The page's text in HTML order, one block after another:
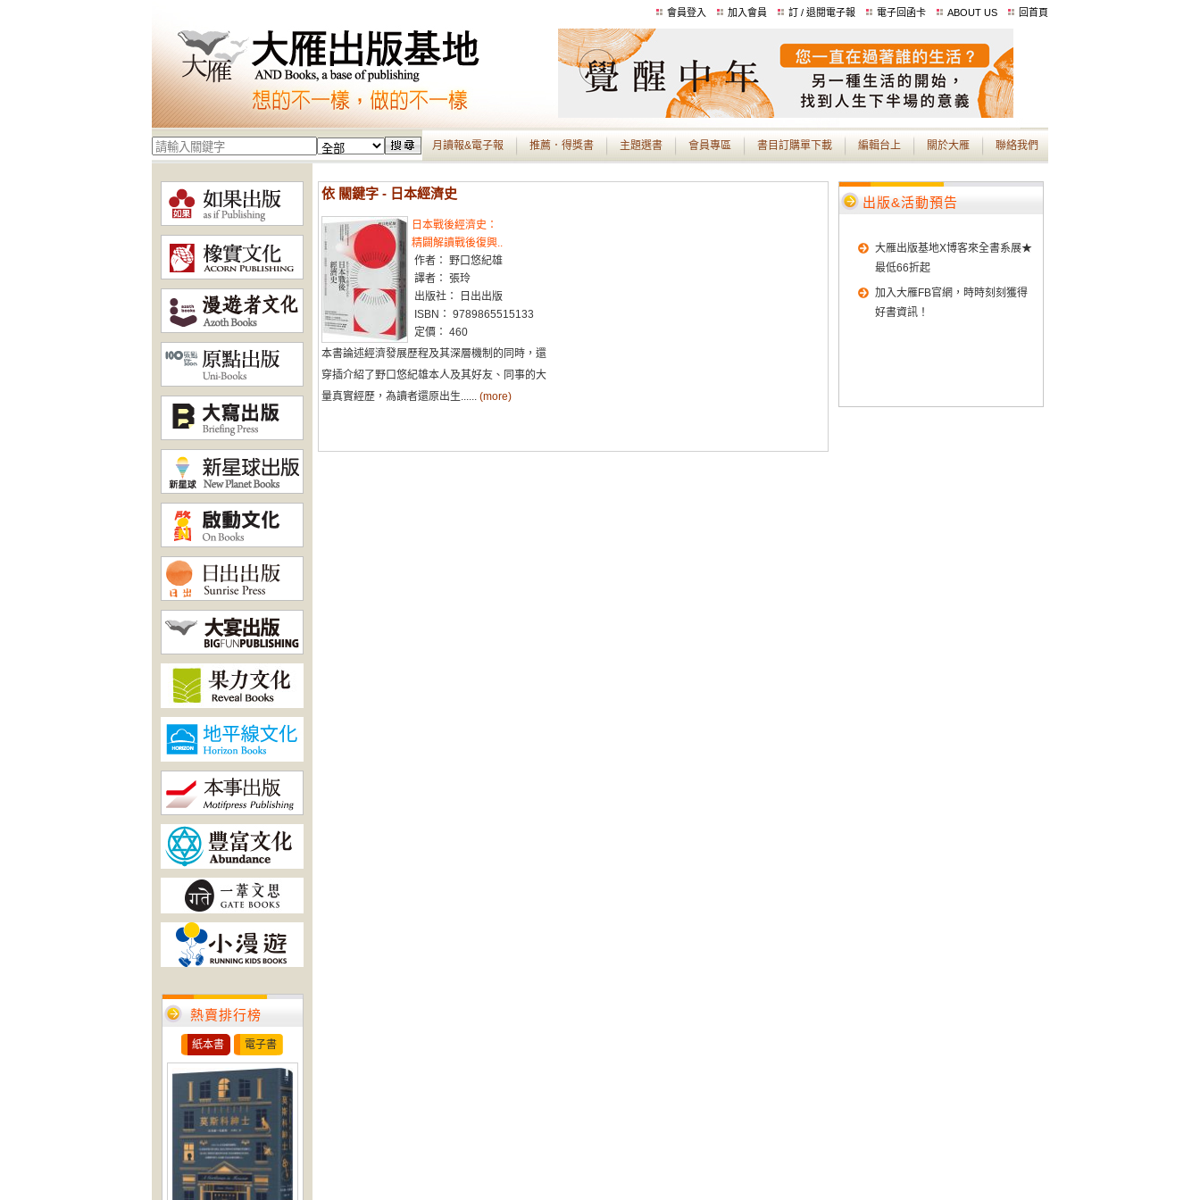
會員登入 加入會員 訂 / 退閱電子報 電子回函卡 ABOUT US 回首頁
月讀報&電子報 推薦．得獎書 主題選書 會員專區 書目訂購單下載 編輯台上 關於大雁 聯絡我們
熱賣排行榜
紙本書 電子書
依 關鍵字 - 日本經濟史
日本戰後經濟史：
精闢解讀戰後復興..
作者： 野口悠紀雄
譯者： 張玲
出版社： 日出出版
ISBN： 9789865515133
定價： 460
本書論述經濟發展歷程及其深層機制的同時，還
穿插介紹了野口悠紀雄本人及其好友、同事的大
量真實經歷，為讀者還原出生...... (more)
出版&活動預告
大雁出版基地X博客來全書系展★
最低66折起
加入大雁FB官網，時時刻刻獲得
好書資訊！